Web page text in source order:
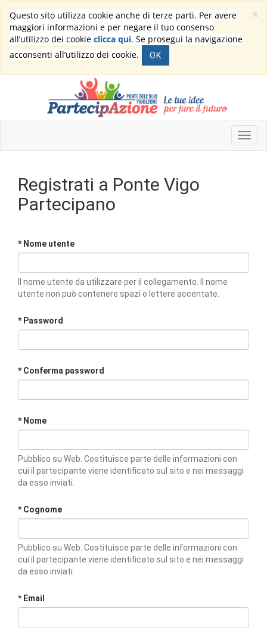
×
Questo sito utilizza cookie anche di terze parti. Per avere
maggiori informazioni e per negare il tuo consenso
all’utilizzo dei cookie clicca qui. Se prosegui la navigazione
acconsenti all’utilizzo dei cookie.
OK
Registrati a Ponte Vigo
Partecipano
* Nome utente
Il nome utente da utilizzare per il collegamento. Il nome
utente non può contenere spazi o lettere accentate.
* Password
* Conferma password
* Nome
Pubblico su Web. Costituisce parte delle informazioni con
cui il partecipante viene identificato sul sito e nei messaggi
da esso inviati.
* Cognome
Pubblico su Web. Costituisce parte delle informazioni con
cui il partecipante viene identificato sul sito e nei messaggi
da esso inviati.
* Email